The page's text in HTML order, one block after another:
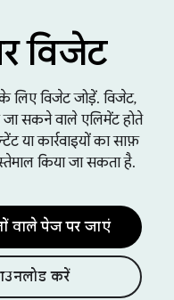
विजेट
लिए विजेट जोड़ें. विजेट,
जा सकने वाले एलिमेंट होते
या कार्रवाइयों का साफ़
किया जा सकता है.
वाले पेज पर जाएं
करें